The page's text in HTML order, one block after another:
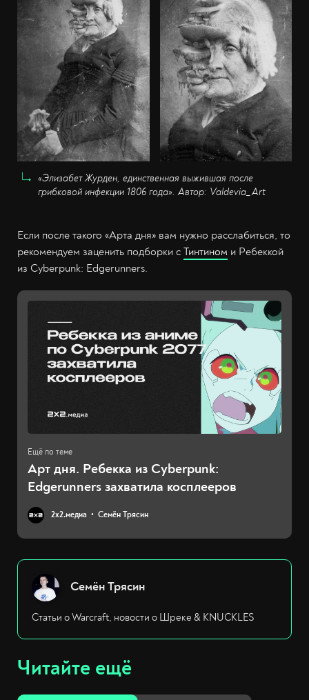
«Элизабет Журден, единственная выжившая после
грибковой инфекции 1806 года». Автор: Valdevia_Art
Если после такого «Арта дня» вам нужно расслабиться, то
рекомендуем заценить подборки с Тинтином и Ребеккой
из Cyberpunk: Edgerunners.
Арт дня. Ребекка из Cyberpunk:
Edgerunners захватила косплееров
2х2.медиа Семён Трясин
Семён Трясин
Статьи о Warcraft, новости о Шреке & KNUCKLES
Читайте ещё